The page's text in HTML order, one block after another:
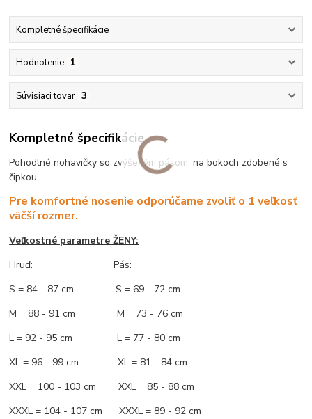
Kompletné špecifikácie
Hodnotenie 1
Súvisiaci tovar 3
Kompletné špecifikácie
Pohodlné nohavičky so zvýšeným pásom, na bokoch zdobené s
čipkou.
Pre komfortné nosenie odporúčame zvoliť o 1 veľkosť
väčší rozmer.
Veľkostné parametre ŽENY:
Hruď:
Pás:
S = 84 - 87 cm S = 69 - 72 cm
M = 88 - 91 cm M = 73 - 76 cm
L = 92 - 95 cm L = 77 - 80 cm
XL = 96 - 99 cm XL = 81 - 84 cm
XXL = 100 - 103 cm XXL = 85 - 88 cm
XXXL = 104 - 107 cm XXXL = 89 - 92 cm